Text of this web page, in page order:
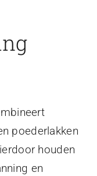
poederlakken
houden
en